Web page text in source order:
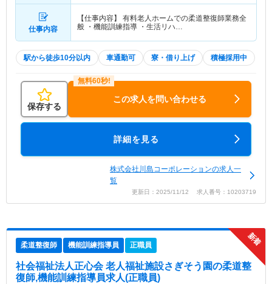
仕事内容
【仕事内容】 有料老人ホームでの柔道整復師業務全
般 ・機能訓練指導 ・生活リハ…
駅から徒歩10分以内 車通勤可 寮・借り上げ 積極採用中
保存する
この求人を問い合わせる
詳細を見る
株式会社川島コーポレーションの求人一
覧
更新日：2025/11/12 求人番号：10203719
柔道整復師 機能訓練指導員 正職員
社会福祉法人正心会 老人福祉施設さぎそう園の柔道整
復師,機能訓練指導員求人(正職員)